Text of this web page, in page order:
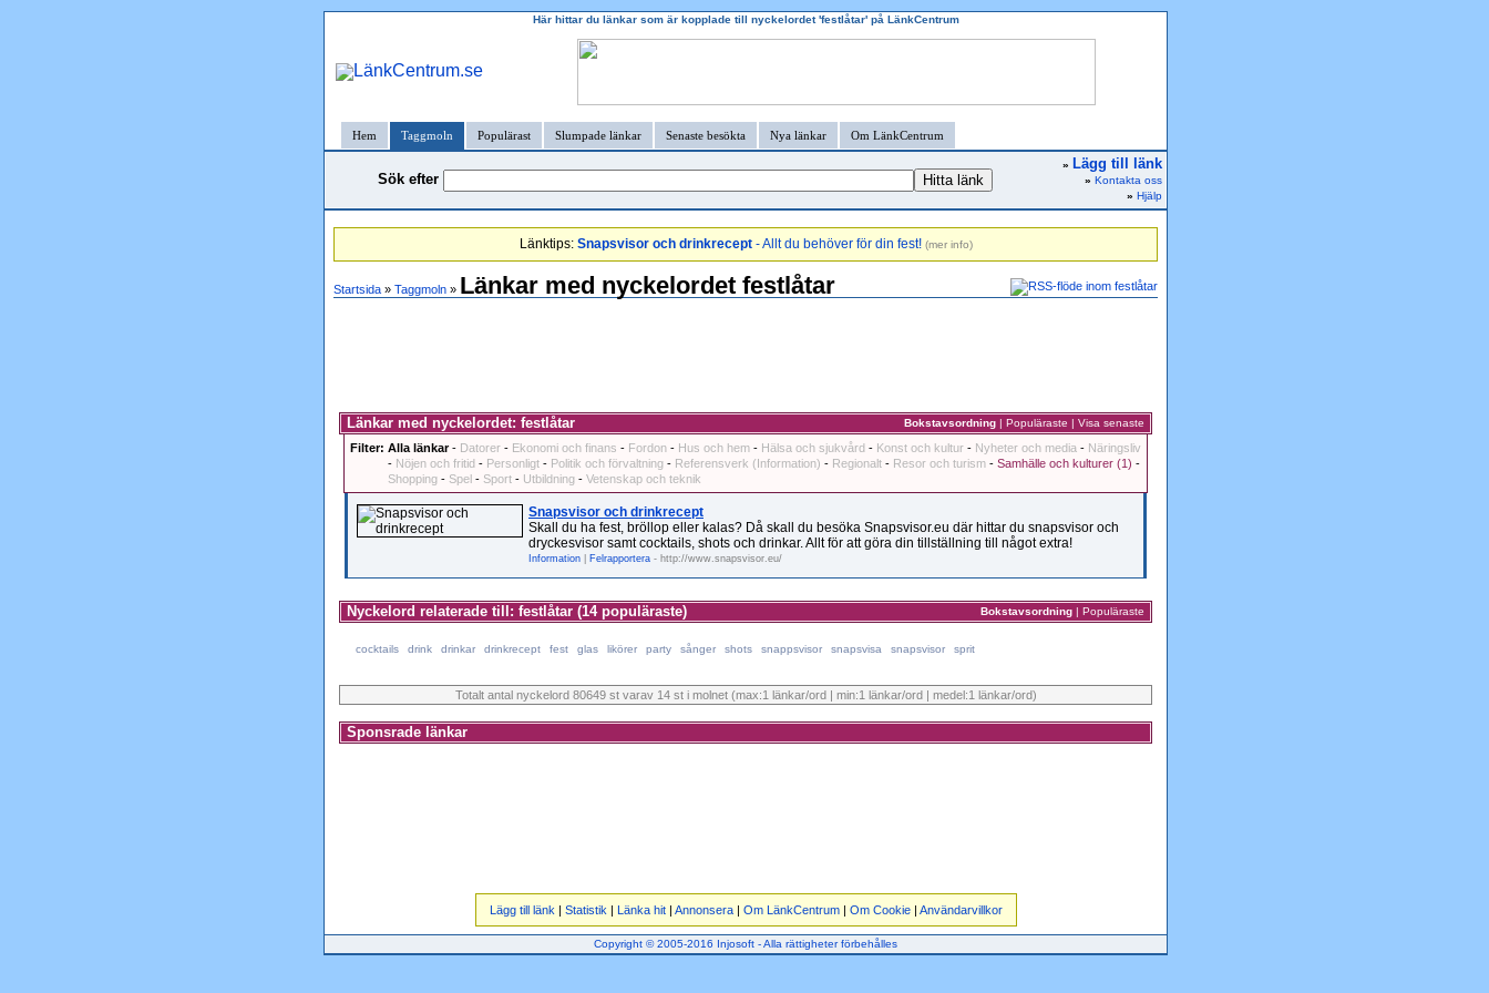
Här hittar du länkar som är kopplade till nyckelordet 'festlåtar' på LänkCentrum
Hem Taggmoln Populärast Slumpade länkar Senaste besökta Nya länkar Om LänkCentrum
Sök efter
» Lägg till länk
» Kontakta oss
» Hjälp
Länktips: Snapsvisor och drinkrecept- Allt du behöver för din fest! (mer info)
Startsida » Taggmoln » Länkar med nyckelordet festlåtar
Länkar med nyckelordet: festlåtar Bokstavsordning | Populäraste | Visa senaste
Filter: Alla länkar- Datorer - Ekonomi och finans - Fordon - Hus och hem - Hälsa och sjukvård - Konst och kultur - Nyheter och media - Näringsliv
- Nöjen och fritid - Personligt - Politik och förvaltning - Referensverk (Information) - Regionalt - Resor och turism - Samhälle och kulturer (1) -
Shopping - Spel - Sport - Utbildning - Vetenskap och teknik
Snapsvisor och drinkrecept
Skall du ha fest, bröllop eller kalas? Då skall du besöka Snapsvisor.eu där hittar du snapsvisor och
dryckesvisor samt cocktails, shots och drinkar. Allt för att göra din tillställning till något extra!
Information Felrapportera - http://www.snapsvisor.eu/
Nyckelord relaterade till: festlåtar (14 populäraste) Bokstavsordning | Populäraste
cocktails drink drinkar drinkrecept fest glas likörer party sånger shots snappsvisor snapsvisa snapsvisor sprit
Totalt antal nyckelord 80649 st varav 14 st i molnet (max:1 länkar/ord | min:1 länkar/ord | medel:1 länkar/ord)
Sponsrade länkar
Lägg till länk | Statistik | Länka hit| Annonsera| Om LänkCentrum| Om Cookie| Användarvillkor
Copyright © 2005-2016 Injosoft - Alla rättigheter förbehålles